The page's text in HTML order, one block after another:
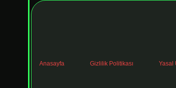
Anasayfa Gizlilik Politikası Yasal